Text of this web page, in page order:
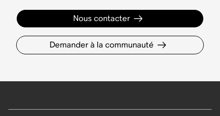
Nous contacter
Demander à la communauté